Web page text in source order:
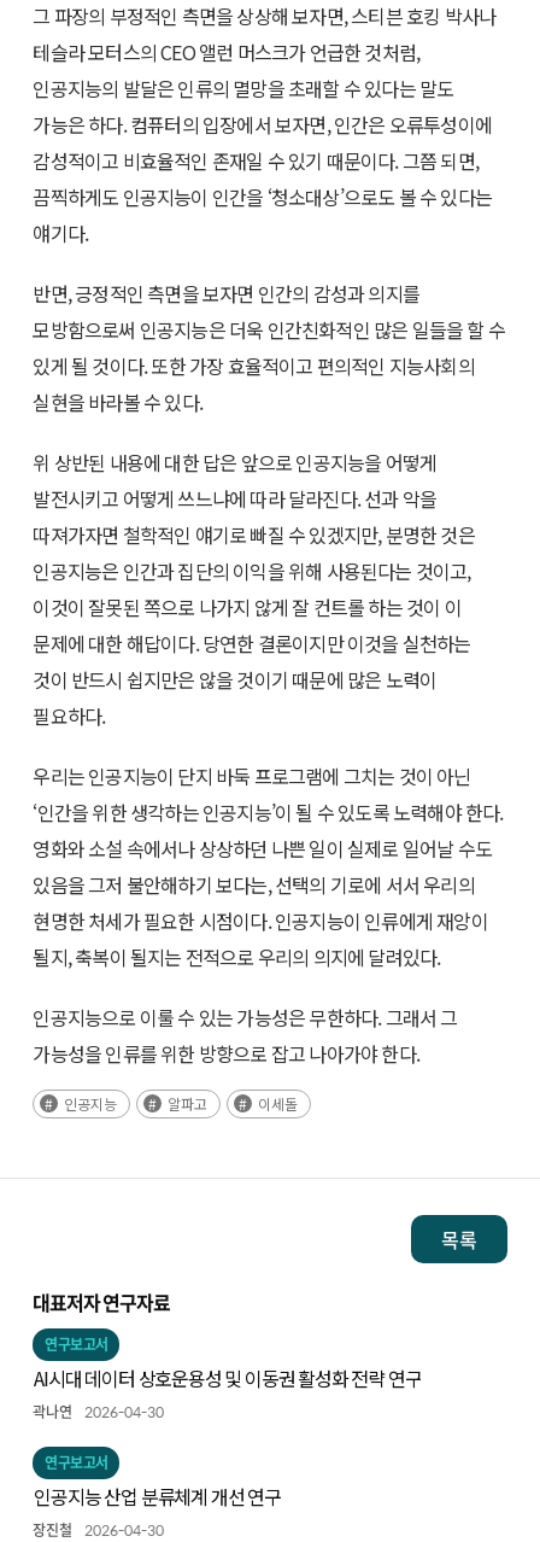
그 파장의 부정적인 측면을 상상해 보자면, 스티븐 호킹 박사나
테슬라 모터스의 CEO 앨런 머스크가 언급한 것처럼,
인공지능의 발달은 인류의 멸망을 초래할 수 있다는 말도
가능은 하다. 컴퓨터의 입장에서 보자면, 인간은 오류투성이에
감성적이고 비효율적인 존재일 수 있기 때문이다. 그쯤 되면,
끔찍하게도 인공지능이 인간을 ‘청소대상’으로도 볼 수 있다는
얘기다.
반면, 긍정적인 측면을 보자면 인간의 감성과 의지를
모방함으로써 인공지능은 더욱 인간친화적인 많은 일들을 할 수
있게 될 것이다. 또한 가장 효율적이고 편의적인 지능사회의
실현을 바라볼 수 있다.
위 상반된 내용에 대한 답은 앞으로 인공지능을 어떻게
발전시키고 어떻게 쓰느냐에 따라 달라진다. 선과 악을
따져가자면 철학적인 얘기로 빠질 수 있겠지만, 분명한 것은
인공지능은 인간과 집단의 이익을 위해 사용된다는 것이고,
이것이 잘못된 쪽으로 나가지 않게 잘 컨트롤 하는 것이 이
문제에 대한 해답이다. 당연한 결론이지만 이것을 실천하는
것이 반드시 쉽지만은 않을 것이기 때문에 많은 노력이
필요하다.
우리는 인공지능이 단지 바둑 프로그램에 그치는 것이 아닌
‘인간을 위한 생각하는 인공지능’이 될 수 있도록 노력해야 한다.
영화와 소설 속에서나 상상하던 나쁜 일이 실제로 일어날 수도
있음을 그저 불안해하기 보다는, 선택의 기로에 서서 우리의
현명한 처세가 필요한 시점이다. 인공지능이 인류에게 재앙이
될지, 축복이 될지는 전적으로 우리의 의지에 달려있다.
인공지능으로 이룰 수 있는 가능성은 무한하다. 그래서 그
가능성을 인류를 위한 방향으로 잡고 나아가야 한다.
인공지능 알파고 이세돌
목록
대표저자 연구자료
연구보고서
AI시대 데이터 상호운용성 및 이동권 활성화 전략 연구
곽나연 2026-04-30
연구보고서
인공지능 산업 분류체계 개선 연구
장진철 2026-04-30